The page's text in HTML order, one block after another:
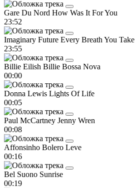
Gare Du Nord How Was It For You
23:52
Imaginary Future Every Breath You Take
23:55
Billie Eilish Billie Bossa Nova
00:00
Donna Lewis Lights Of Life
00:05
Paul McCartney Jenny Wren
00:08
Affonsinho Bolero Leve
00:16
Bel Suono Sunrise
00:19